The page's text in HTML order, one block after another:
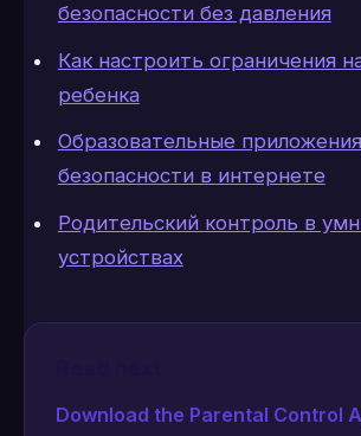
безопасности без давления
Как настроить ограничения
ребенка
Образовательные
безопасности в интернете
Родительский контроль в
устройствах
Download the Parental Control